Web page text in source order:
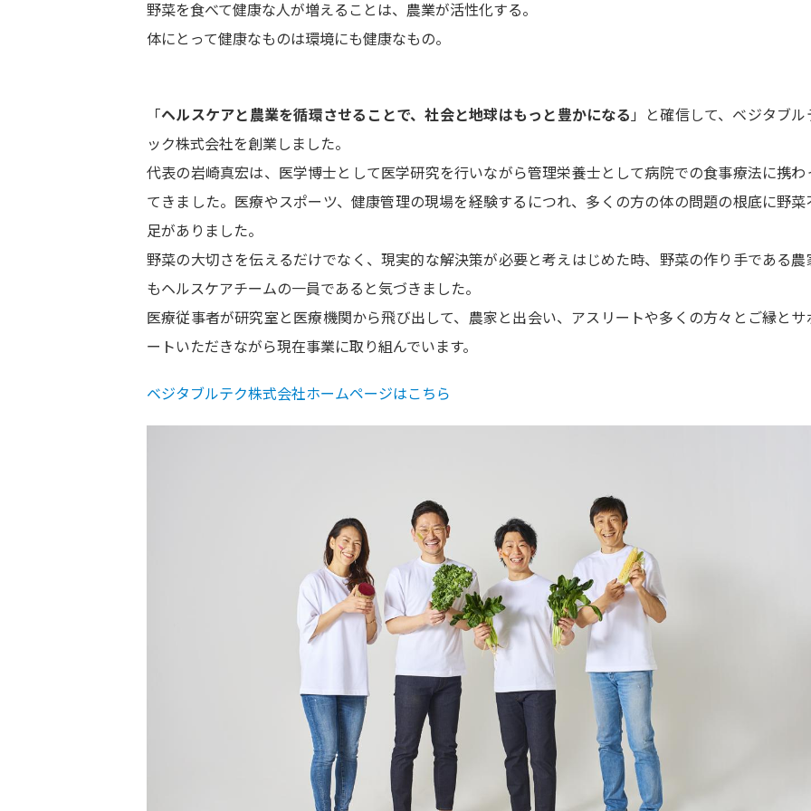
野菜を食べて健康な人が増えることは、農業が活性化する。
体にとって健康なものは環境にも健康なもの。
「ヘルスケアと農業を循環させることで、社会と地球はもっと豊かになる 」と確信して、ベジタブル
ック株式会社を創業しました。
代表の岩崎真宏は、医学博士として医学研究を行いながら管理栄養士として病院での食事療法に携わ
てきました。医療やスポーツ、健康管理の現場を経験するにつれ、多くの方の体の問題の根底に野菜
足がありました。
野菜の大切さを伝えるだけでなく、現実的な解決策が必要と考えはじめた時、野菜の作り手である農
もヘルスケアチームの一員であると気づきました。
医療従事者が研究室と医療機関から飛び出して、農家と出会い、アスリートや多くの方々とご縁とサ
ートいただきながら現在事業に取り組んでいます。
ベジタブルテク株式会社ホームページはこちら